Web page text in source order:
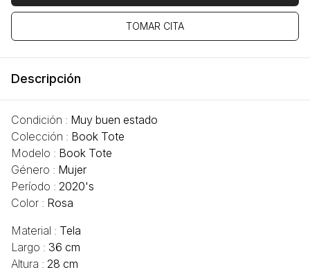
TOMAR CITA
Descripción
Condición : Muy buen estado
Colección : Book Tote
Modelo : Book Tote
Género : Mujer
Período : 2020's
Color : Rosa
Material : Tela
Largo : 36 cm
Altura : 28 cm